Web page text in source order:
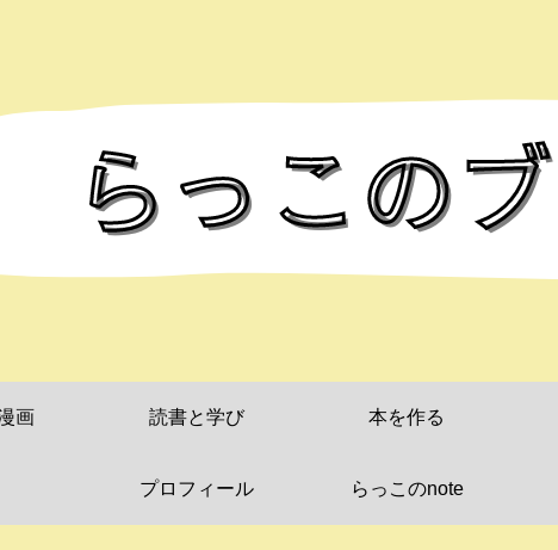
画 読書と学び 本を作る
プロフィール らっこのnote